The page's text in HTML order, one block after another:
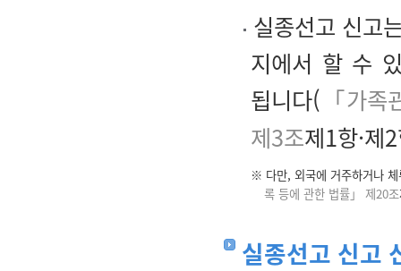
실종선고 신고
지에서 할 수
됩니다( 「가
제3조제1항·제
※ 다만, 외국에 거주하거나 체
록 등에 관한 법률」 제20조
실종선고 신고